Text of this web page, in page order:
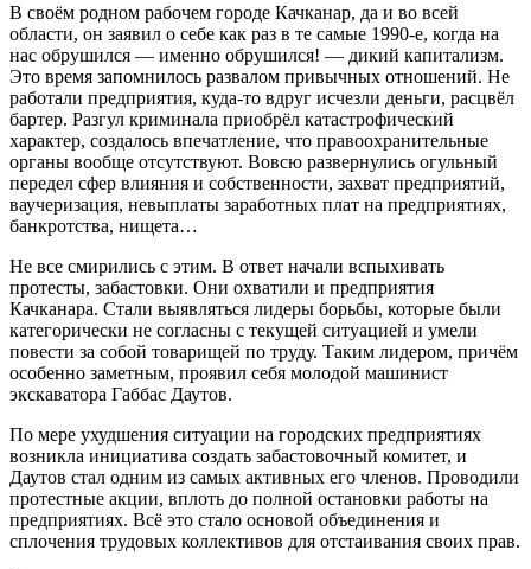
В своём родном рабочем городе Качканар, да и во всей
области, он заявил о себе как раз в те самые 1990-е, когда на
нас обрушился — именно обрушился! — дикий капитализм.
Это время запомнилось развалом привычных отношений. Не
работали предприятия, куда-то вдруг исчезли деньги, расцвёл
бартер. Разгул криминала приобрёл катастрофический
характер, создалось впечатление, что правоохранительные
органы вообще отсутствуют. Вовсю развернулись огульный
передел сфер влияния и собственности, захват предприятий,
ваучеризация, невыплаты заработных плат на предприятиях,
банкротства, нищета…
Не все смирились с этим. В ответ начали вспыхивать
протесты, забастовки. Они охватили и предприятия
Качканара. Стали выявляться лидеры борьбы, которые были
категорически не согласны с текущей ситуацией и умели
повести за собой товарищей по труду. Таким лидером, причём
особенно заметным, проявил себя молодой машинист
экскаватора Габбас Даутов.
По мере ухудшения ситуации на городских предприятиях
возникла инициатива создать забастовочный комитет, и
Даутов стал одним из самых активных его членов. Проводили
протестные акции, вплоть до полной остановки работы на
предприятиях. Всё это стало основой объединения и
сплочения трудовых коллективов для отстаивания своих прав.